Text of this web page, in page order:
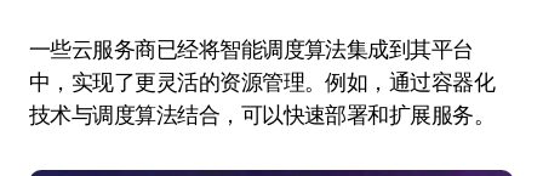
一些云服务商已经将智能调度算法集成到其平台
中，实现了更灵活的资源管理。例如，通过容器化
技术与调度算法结合，可以快速部署和扩展服务。